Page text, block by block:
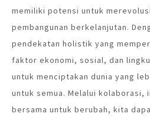
memiliki potensi untuk
pembangunan berkelanjutan.
pendekatan holistik yang
faktor ekonomi, sosial, dan
untuk menciptakan dunia yang
untuk semua. Melalui kolaborasi,
bersama untuk berubah, kita